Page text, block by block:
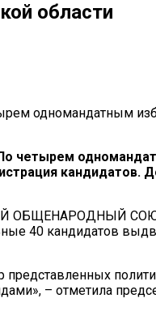
области
одномандатным
четырем
кандидатов.
ОБЩЕНАРОДНЫЙ
40 кандидатов
представленных
– отметила